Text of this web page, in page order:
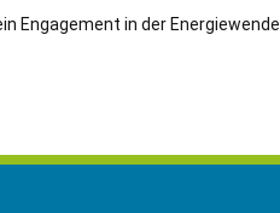
Engagement in der